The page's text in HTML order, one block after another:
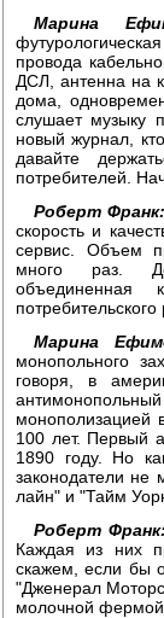
Марина
провода
ДСЛ, антенна на
дома,
слушает музыку
новый журнал,
давайте
потребителей.
Роберт Франк:
скорость и
сервис. Объем
много раз.
объединенная
Марина
монопольного
говоря, в
монополизацией
100 лет. Первый
1890 году. Но
законодатели не
лайн" и "Тайм
Роберт
Каждая из них
скажем, если бы
"Дженерал
молочной